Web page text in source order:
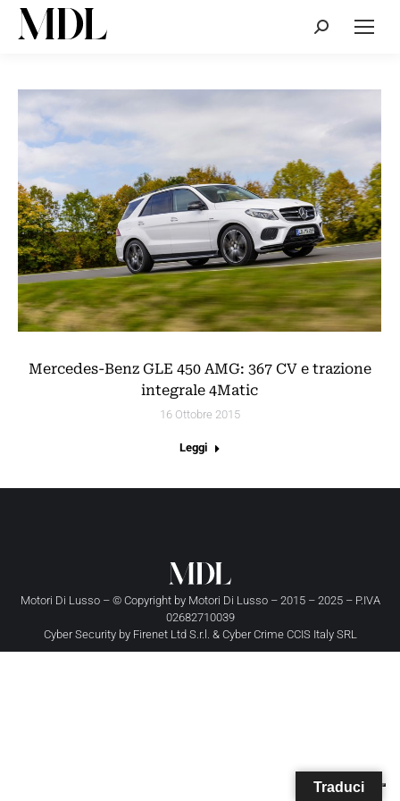
Cerca:
Mercedes-Benz GLE 450 AMG: 367 CV e trazione
integrale 4Matic
16 Ottobre 2015
Leggi
Motori Di Lusso – © Copyright by Motori Di Lusso– 2015 – 2025 – P.IVA
02682710039
Cyber Security by Firenet Ltd S.r.l. & Cyber Crime CCIS Italy SRL
Traduci